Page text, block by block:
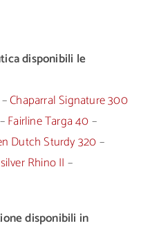
disponibili le
–Chaparral Signature 300
–Fairline Targa 40–
Dutch Sturdy 320–
Rhino II –
disponibili in